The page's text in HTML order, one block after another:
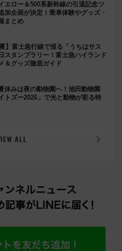
エロー＆500系新幹線の引退記念ツ
加企画が決定！乗車体験やグッズ・
まとめ
夏】富士急行線で巡る「うちはサス
スタンプラリー！富士急ハイランド
＆グッズ徹底ガイド
休みは夜の動物園へ！池田動物園
トズー2026」で光と動物が彩る特
ALL